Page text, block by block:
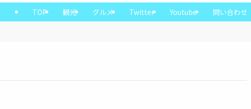
TOP 観光 グルメ Twitter Youtube 問い合わせ